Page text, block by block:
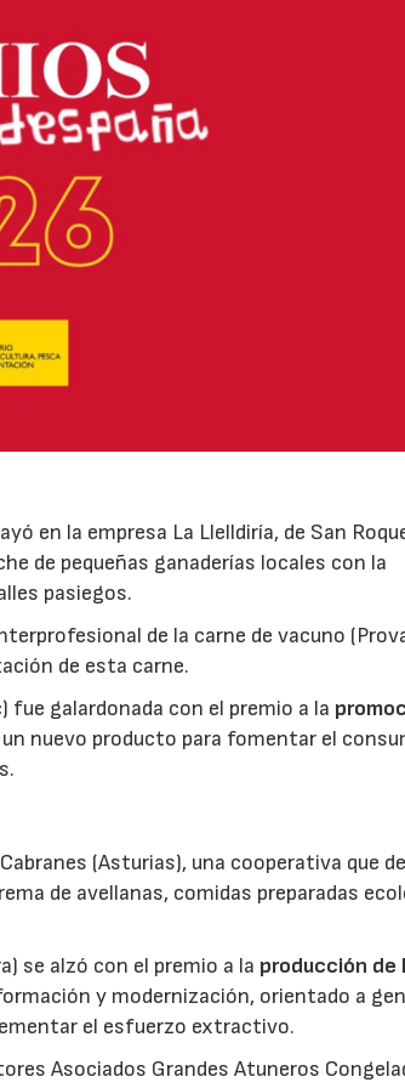
en la empresa La Llelldiría, de San
de pequeñas ganaderías locales con la
pasiegos.
de la carne de vacuno
de esta carne.
galardonada con el premio a la
nuevo producto para fomentar el
(Asturias), una cooperativa que
de avellanas, comidas preparadas
se alzó con el premio a la producción de
y modernización, orientado a
el esfuerzo extractivo.
Asociados Grandes Atuneros